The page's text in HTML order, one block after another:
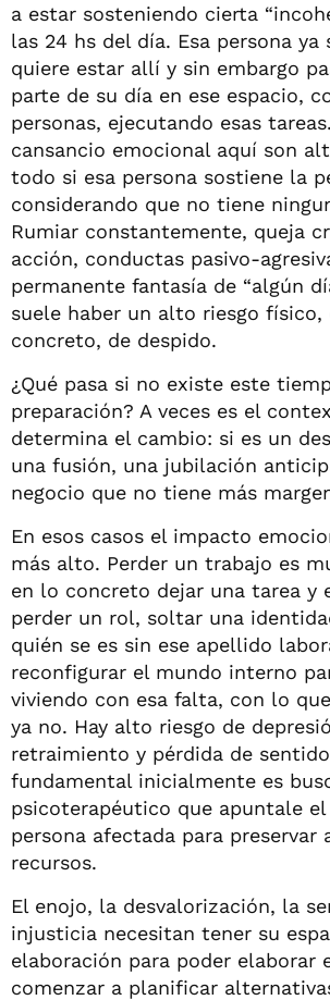
a estar sosteniendo cierta
las 24 hs del día. Esa persona ya
quiere estar allí y sin embargo
parte de su día en ese espacio,
personas, ejecutando esas
cansancio emocional aquí son
todo si esa persona sostiene la
considerando que no tiene
Rumiar constantemente, queja
acción, conductas pasivo-
permanente fantasía de “algún
suele haber un alto riesgo físico,
concreto, de despido.
¿Qué pasa si no existe este
preparación? A veces es el
determina el cambio: si es un
una fusión, una jubilación
negocio que no tiene más
En esos casos el impacto
más alto. Perder un trabajo es
en lo concreto dejar una tarea y
perder un rol, soltar una
quién se es sin ese apellido
reconfigurar el mundo interno
viviendo con esa falta, con lo
ya no. Hay alto riesgo de
retraimiento y pérdida de
fundamental inicialmente es
psicoterapéutico que apuntale el
persona afectada para preservar
recursos.
El enojo, la desvalorización, la
injusticia necesitan tener su
elaboración para poder elaborar
comenzar a planificar